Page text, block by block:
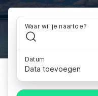
Waar wil je naartoe?
Datum
Data toevoegen